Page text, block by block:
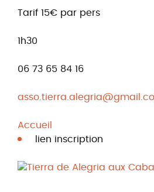
Tarif 15€ par pers
1h30
06 73 65 84 16
Accueil
lien inscription
Tierra de Alegria aux